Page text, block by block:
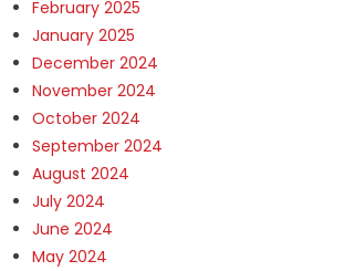
February 2025
January 2025
December 2024
November 2024
October 2024
September 2024
August 2024
July 2024
June 2024
May 2024